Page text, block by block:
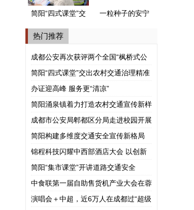
简阳“四式课堂”交
出农村交通治理
精准答卷
一粒种子的安宁
热门推荐
成都公安再次获评两个全国“枫桥式公
安派出所”
简阳“四式课堂”交出农村交通治理精准
答卷
办证迎高峰 服务更“清凉”
简阳涌泉镇着力打造农村交通宣传新样
板
成都市公安局郫都区分局走进校园开展
涉外法治宣讲
简阳构建多维度交通安全宣传新格局
锦程科技闪耀中西部酒店大会 以创新
模式赋能酒旅产业共赢
简阳“集市课堂”开讲道路交通安全
中食联第一届自助售货机产业大会在蓉
举行
演唱会＋中超，近6万人在成都过“超级